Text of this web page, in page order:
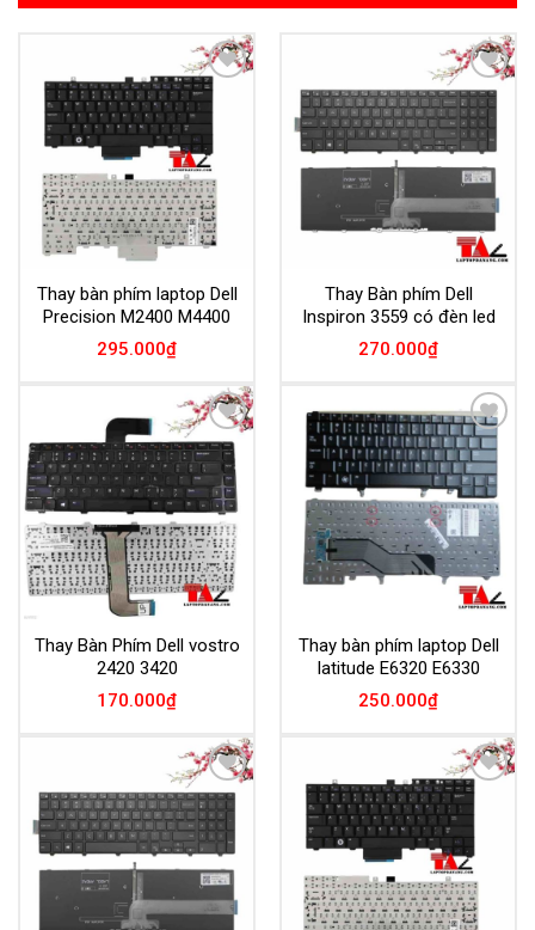
Add to
Wishlist
Thay bàn phím laptop Dell
Precision M2400 M4400
295.000₫
Add to
Wishlist
Thay Bàn phím Dell
Inspiron 3559 có đèn led
270.000₫
Add to
Wishlist
Thay Bàn Phím Dell vostro
2420 3420
170.000₫
Add to
Wishlist
Thay bàn phím laptop Dell
latitude E6320 E6330
250.000₫
Add to
Wishlist
Add to
Wishlist